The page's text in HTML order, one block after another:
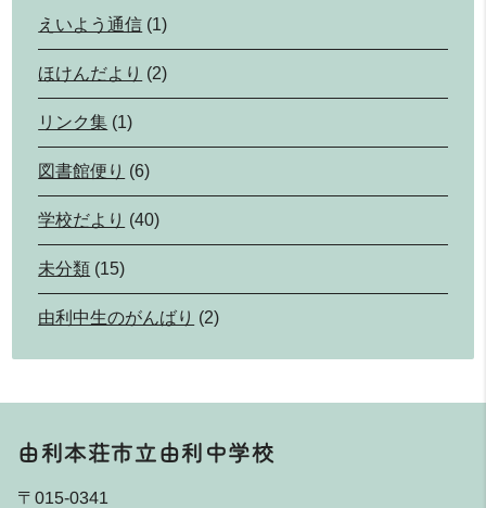
えいよう通信 (1)
ほけんだより (2)
リンク集 (1)
図書館便り (6)
学校だより (40)
未分類 (15)
由利中生のがんばり (2)
由利本荘市立由利中学校
〒015-0341